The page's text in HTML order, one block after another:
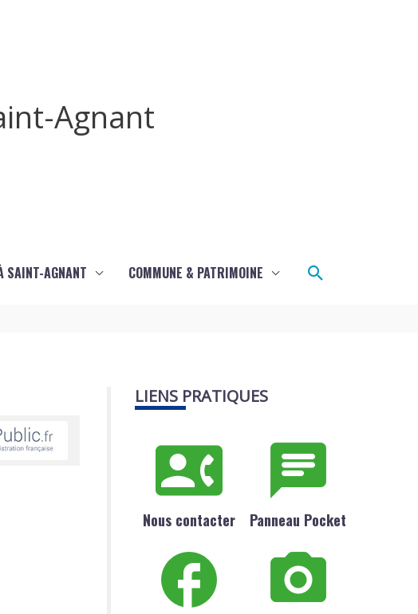
Agnant
SAINT-AGNANT COMMUNE & PATRIMOINE Rechercher
LIENS PRATIQUES
Nous contacter Panneau Pocket